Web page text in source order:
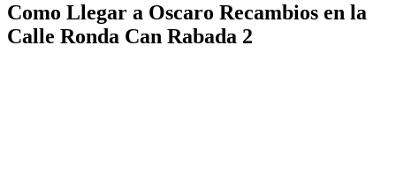
Como Llegar a Oscaro Recambios en la
Calle Ronda Can Rabada 2